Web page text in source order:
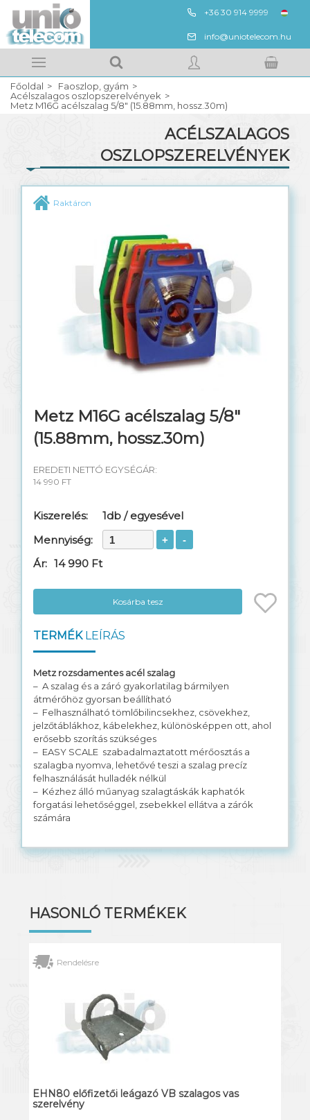
+36 30 914 9999
ENG
info@uniotelecom.hu
Kosarad tartalma
BELÉPÉS
Főoldal
Faoszlop, gyám
Acélszalagos oszlopszerelvények
Metz M16G acélszalag 5/8" (15.88mm, hossz.30m)
ACÉLSZALAGOS
OSZLOPSZERELVÉNYEK
Oszlopgyám, betonláb
Acélszalagos oszlopszerelvények
Közös oszlopsoros szerelvények
Vasszerelvények
Raktáron
Metz M16G acélszalag 5/8"
(15.88mm, hossz.30m)
EREDETI NETTÓ EGYSÉGÁR:
14 990 FT
Kiszerelés:
1db / egyesével
Mennyiség:
Ár: 14 990 Ft
Kosárba tesz
TERMÉKLEÍRÁS
Metz rozsdamentes acél szalag
– A szalag és a záró gyakorlatilag bármilyen
átmérőhöz gyorsan beállítható
– Felhasználható tömlőbilincsekhez, csövekhez,
jelzőtáblákhoz, kábelekhez, különösképpen ott, ahol
erősebb szorítás szükséges
– EASY SCALE szabadalmaztatott mérőosztás a
szalagba nyomva, lehetővé teszi a szalag precíz
felhasználását hulladék nélkül
– Kézhez álló műanyag szalagtáskák kaphatók
forgatási lehetőséggel, zsebekkel ellátva a zárók
számára
HASONLÓ TERMÉKEK
Rendelésre
EHN80 előfizetői leágazó VB szalagos vas
szerelvény